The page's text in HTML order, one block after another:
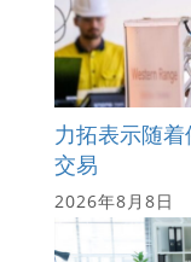
力拓表示随
交易
2026年8月8日